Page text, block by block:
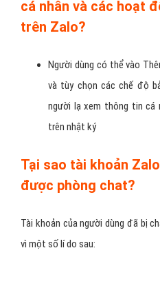
cá nhân và các hoạt
trên Zalo?
Người dùng có thể vào
và tùy chọn các chế độ
người lạ xem thông tin cá
trên nhật ký
Tại sao tài khoản
được phòng chat?
Tài khoản của người dùng đã bị
vì một số lí do sau: